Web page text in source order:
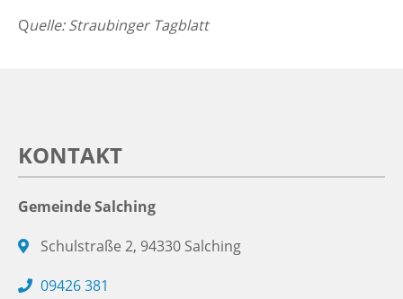
Quelle: Straubinger Tagblatt
KONTAKT
Gemeinde Salching
Schulstraße 2, 94330 Salching
09426 381